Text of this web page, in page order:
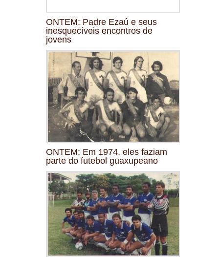
ONTEM: Padre Ezaú e seus
inesquecíveis encontros de
jovens
ONTEM: Em 1974, eles faziam
parte do futebol guaxupeano